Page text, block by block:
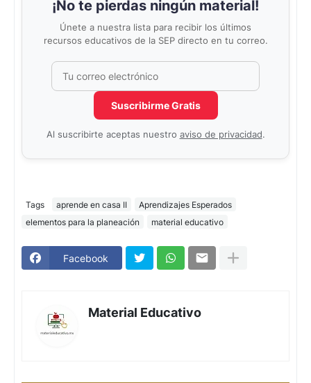
¡No te pierdas ningún material!
Únete a nuestra lista para recibir los últimos
recursos educativos de la SEP directo en tu correo.
No completar este campo
Suscribirme Gratis
Al suscribirte aceptas nuestro aviso de privacidad.
Tags aprende en casa II
Aprendizajes Esperados
elementos para la planeación
material educativo
Facebook
Material Educativo